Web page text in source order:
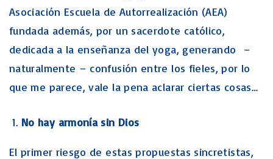
Asociación Escuela de Autorrealización (AEA)
fundada además, por un sacerdote católico,
dedicada a la enseñanza del yoga, generando –
naturalmente – confusión entre los fieles, por lo
que me parece, vale la pena aclarar ciertas cosas…
No hay armonía sin Dios
El primer riesgo de estas propuestas sincretistas,